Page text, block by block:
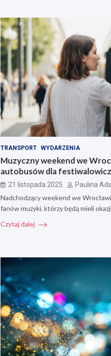
TRANSPORT WYDARZENIA
Muzyczny weekend we
autobusów dla
21 listopada 2025 Paulina
Nadchodzący weekend we
fanów muzyki, którzy będą mieli
Czytaj dalej